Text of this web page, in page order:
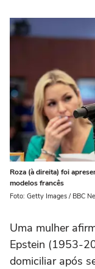
Roza (à direita) foi
modelos francês
Foto: Getty Images / BBC
Uma mulher
Epstein (1953-
domiciliar após